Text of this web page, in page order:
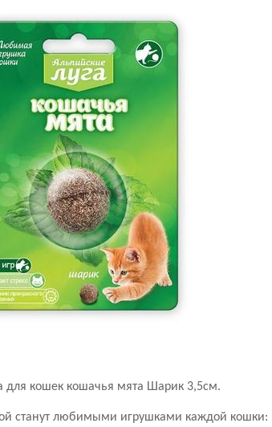
для кошек кошачья мята Шарик 3,5см.
станут любимыми игрушками каждой кошки: